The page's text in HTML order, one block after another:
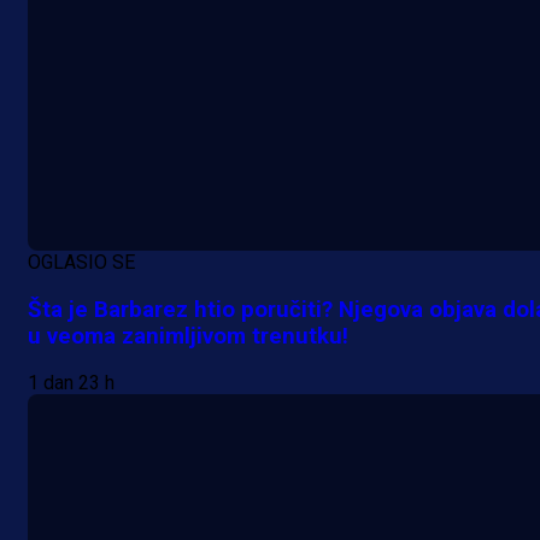
OGLASIO SE
Šta je Barbarez htio poručiti? Njegova objava
u veoma zanimljivom trenutku!
1 dan 23 h